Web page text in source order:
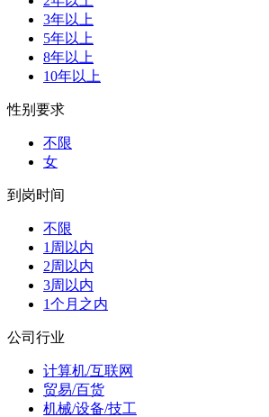
3年以上
5年以上
8年以上
10年以上
性别要求
不限
女
到岗时间
不限
1周以内
2周以内
3周以内
1个月之内
公司行业
计算机/互联网
贸易/百货
机械/设备/技工